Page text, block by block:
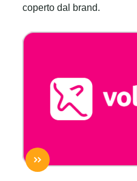
coperto dal brand.